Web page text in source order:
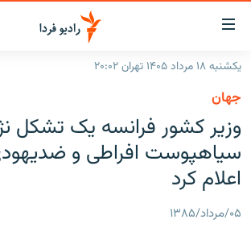
لینک‌های
قابلیت
دسترسی
بازگشت
منوی
اصلی
رفتن
صفحه
جهان
رادیو
یکشنبه ۱۸ مرداد ۱۴۰۵ تهران ۲۰:۰۲
جهان
وزیر کشور فرانسه یک تشکل
سیاهپوست افراطی و
اعلام کرد
۰۵/مرداد/۱۳۸۵